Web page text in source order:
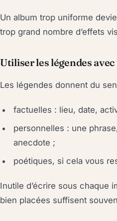
Un album trop uniforme
trop grand nombre d’effets
Utiliser les légendes
Les légendes donnent du
factuelles : lieu, date,
personnelles : une
anecdote ;
poétiques, si cela vous
Inutile d’écrire sous chaque
bien placées suffisent